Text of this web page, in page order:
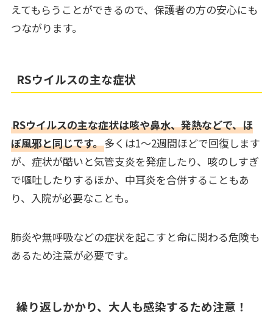
えてもらうことができるので、保護者の方の安心にも
つながります。
RSウイルスの主な症状
RSウイルスの主な症状は咳や鼻水、発熱などで、ほ
ぼ風邪と同じです。多くは1～2週間ほどで回復します
が、症状が酷いと気管支炎を発症したり、咳のしすぎ
で嘔吐したりするほか、中耳炎を合併することもあ
り、入院が必要なことも。
肺炎や無呼吸などの症状を起こすと命に関わる危険も
あるため注意が必要です。
繰り返しかかり、大人も感染するため注意！